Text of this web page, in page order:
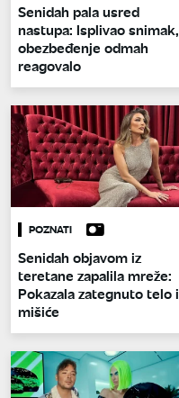
Senidah pala usred
nastupa: Isplivao snimak,
obezbeđenje odmah
reagovalo
POZNATI
Senidah objavom iz
teretane zapalila mreže:
Pokazala zategnuto telo i
mišiće